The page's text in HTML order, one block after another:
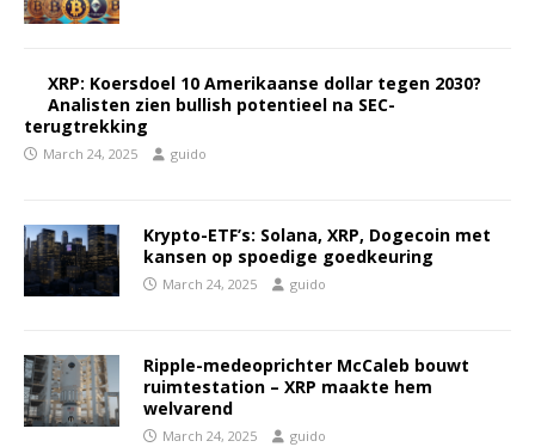
XRP: Koersdoel 10 Amerikaanse dollar tegen 2030?
Analisten zien bullish potentieel na SEC-
terugtrekking
March 24, 2025 guido
Krypto-ETF’s: Solana, XRP, Dogecoin met
kansen op spoedige goedkeuring
March 24, 2025 guido
Ripple-medeoprichter McCaleb bouwt
ruimtestation – XRP maakte hem
welvarend
March 24, 2025 guido